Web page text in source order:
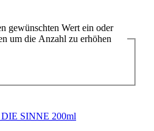
gewünschten Wert ein oder
um die Anzahl zu erhöhen
SINNE 200ml